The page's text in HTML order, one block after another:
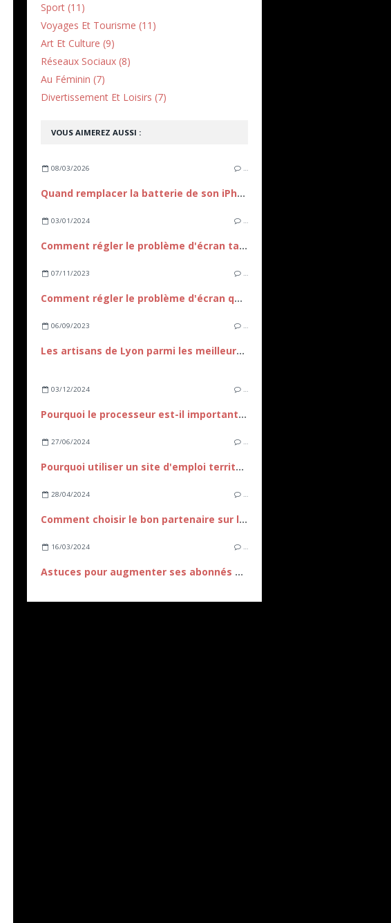
VOUS AIMEREZ AUSSI :
08/03/2026 …
Quand remplacer la batterie de son iPhone 12 ?
03/01/2024 …
Comment régler le problème d'écran tactile qui ne répond plus sur iPhone 15 ?
07/11/2023 …
Comment régler le problème d'écran qui reste noir figé sur le Galaxy A54 ?
06/09/2023 …
Les artisans de Lyon parmi les meilleurs de France
03/12/2024 …
Pourquoi le processeur est-il important pour un usage gamer ou pro ?
27/06/2024 …
Pourquoi utiliser un site d'emploi territorial pour votre recherche d'emploi ?
28/04/2024 …
Comment choisir le bon partenaire sur les sites de rencontres en ligne ?
16/03/2024 …
Astuces pour augmenter ses abonnés sur YouTube
Sport (11)
Voyages Et Tourisme (11)
Art Et Culture (9)
Réseaux Sociaux (8)
Au Féminin (7)
Divertissement Et Loisirs (7)